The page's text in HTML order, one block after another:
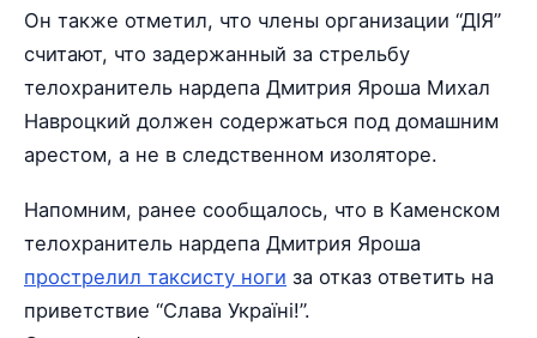
Он также отметил, что члены организации “ДІЯ”
считают, что задержанный за стрельбу
телохранитель нардепа Дмитрия Яроша Михал
Навроцкий должен содержаться под домашним
арестом, а не в следственном изоляторе.
Напомним, ранее сообщалось, что в Каменском
телохранитель нардепа Дмитрия Яроша
прострелил таксисту ноги за отказ ответить на
приветствие “Слава Україні!”.